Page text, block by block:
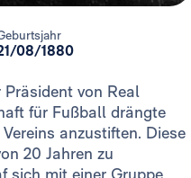
08/1880
von Real
für Fußball drängte
Vereins anzustiften. Diese
20 Jahren zu
sich mit einer Gruppe